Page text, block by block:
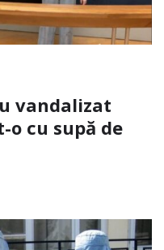
vandalizat
o cu supă de